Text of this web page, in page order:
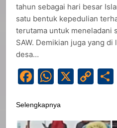
tahun sebagai hari besar
satu bentuk kepedulian
terutama untuk meneladani
SAW. Demikian juga yang di
desa…
Facebook
X
Selengkapnya